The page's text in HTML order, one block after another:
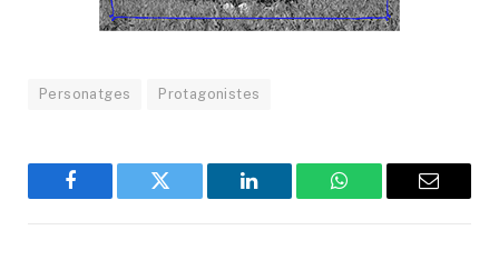
Personatges Protagonistes
Facebook Twitter LinkedIn WhatsAppEmail